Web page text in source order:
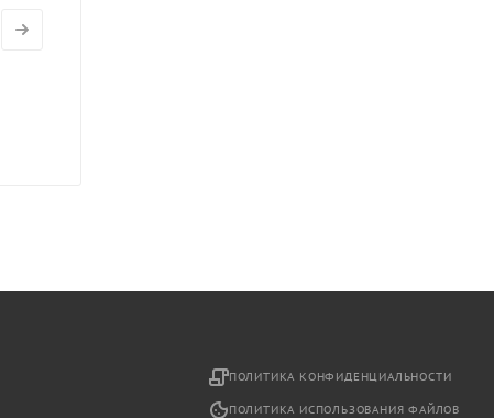
ПОЛИТИКА КОНФИДЕНЦИАЛЬНОСТИ
ПОЛИТИКА ИСПОЛЬЗОВАНИЯ ФАЙЛОВ